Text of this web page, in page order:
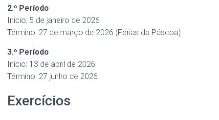
2.º Período
Início: 5 de janeiro de 2026
Término: 27 de março de 2026 (Férias da Páscoa)
3.º Período
Início: 13 de abril de 2026
Término: 27 junho de 2026
Exercícios